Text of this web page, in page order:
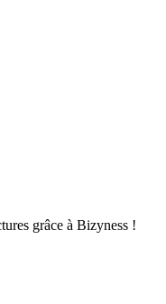
grâce à Bizyness !